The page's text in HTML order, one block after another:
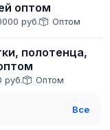
оптом
руб. Оптом
полотенца,
руб. Оптом
Все